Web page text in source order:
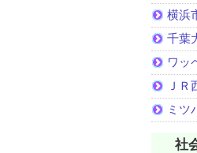
横浜
千葉
ワッ
Ｊ
ミツ
社